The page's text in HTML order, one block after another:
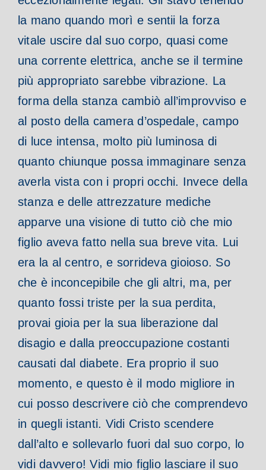
la mano quando morì e sentii la forza
vitale uscire dal suo corpo, quasi come
una corrente elettrica, anche se il termine
più appropriato sarebbe vibrazione. La
forma della stanza cambiò all’improvviso e
al posto della camera d’ospedale, campo
di luce intensa, molto più luminosa di
quanto chiunque possa immaginare senza
averla vista con i propri occhi. Invece della
stanza e delle attrezzature mediche
apparve una visione di tutto ciò che mio
figlio aveva fatto nella sua breve vita. Lui
era la al centro, e sorrideva gioioso. So
che è inconcepibile che gli altri, ma, per
quanto fossi triste per la sua perdita,
provai gioia per la sua liberazione dal
disagio e dalla preoccupazione costanti
causati dal diabete. Era proprio il suo
momento, e questo è il modo migliore in
cui posso descrivere ciò che comprendevo
in quegli istanti. Vidi Cristo scendere
dall’alto e sollevarlo fuori dal suo corpo, lo
vidi davvero! Vidi mio figlio lasciare il suo